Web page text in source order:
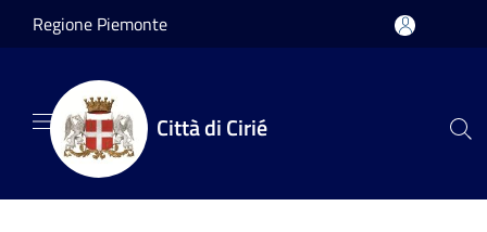
Salta al contenuto principale
Regione Piemonte
Città di Cirié